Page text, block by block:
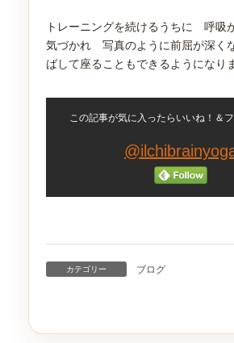
トレーニングを続けるうちに 呼吸
気づかれ 写真のように前屈が深く
ばして座ることもできるようになり
この記事が気に入ったらいいね！＆
カテゴリー ブログ